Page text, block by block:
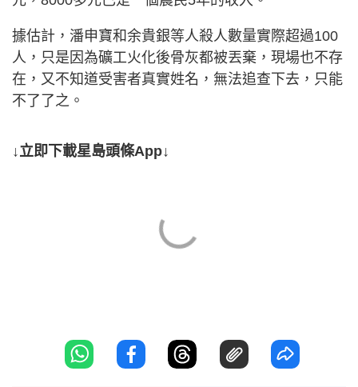
據估計，潘申寶和余貴銀等人殺人數量實際超過100
人，只是因為礦工火化後骨灰都被丟棄，現場也不存
在，又不知道受害者真實姓名，無法追查下去，只能
不了了之。
↓立即下載星島頭條App↓